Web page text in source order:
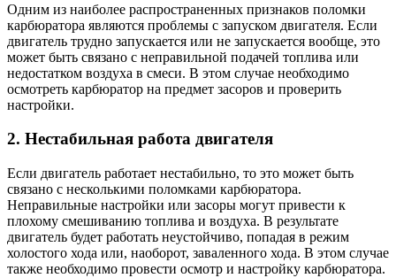
Одним из наиболее распространенных признаков поломки
карбюратора являются проблемы с запуском двигателя. Если
двигатель трудно запускается или не запускается вообще, это
может быть связано с неправильной подачей топлива или
недостатком воздуха в смеси. В этом случае необходимо
осмотреть карбюратор на предмет засоров и проверить
настройки.
2. Нестабильная работа двигателя
Если двигатель работает нестабильно, то это может быть
связано с несколькими поломками карбюратора.
Неправильные настройки или засоры могут привести к
плохому смешиванию топлива и воздуха. В результате
двигатель будет работать неустойчиво, попадая в режим
холостого хода или, наоборот, заваленного хода. В этом случае
также необходимо провести осмотр и настройку карбюратора.